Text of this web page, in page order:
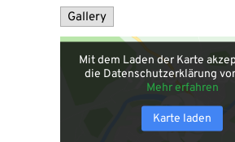
Gallery
Mit dem Laden der Karte
die Datenschutzerklärung
Mehr erfahren
Karte laden